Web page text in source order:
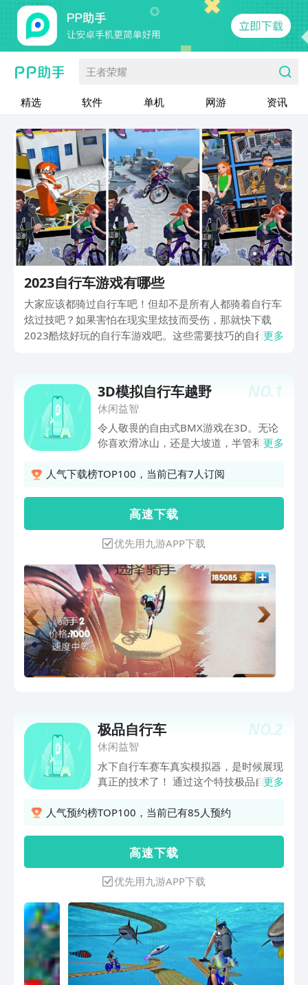
王者荣耀
精选 软件 单机 网游 资讯
2023自行车游戏有哪些
大家应该都骑过自行车吧！但却不是所有人都骑着自行车
炫过技吧？如果害怕在现实里炫技而受伤，那就快下载
2023酷炫好玩的自行车游戏吧。这些需要技巧的自行车
是小编为大家精心挑选的2023自行车游戏。
更多
NO.1
3D模拟自行车越野
休闲益智
令人敬畏的自由式BMX游戏在3D。无论
你喜欢滑冰山，还是大坡道，半管和碗，
片，翻转技巧，抓住，以及你可以想象的
更多
人气下载榜TOP100，当前已有7人订阅
高 速 下 载
优先用九游APP下载
NO.2
极品自行车
休闲益智
水下自行车赛车真实模拟器，是时候展现
真正的技术了！ 通过这个特技极品自行
索海底世界，潜入海底参加最疯狂的自行
想变成现实了。 开始一个令人兴奋的旅
程! 成为最好的水下骑手！
更多
人气预约榜TOP100，当前已有85人预约
高 速 下 载
优先用九游APP下载